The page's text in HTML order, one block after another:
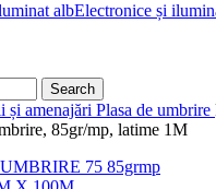
Electronice și
Search
și amenajări Plasa de umbrire
85gr/mp, latime 1M